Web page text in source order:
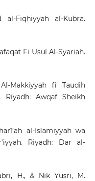
al-Fiqhiyyah al-Kubra.
Fi Usul Al-Syariah.
Makkiyyah fi Taudih
Riyadh: Awqaf Sheikh
al-Islamiyyah wa
Riyadh: Dar al-
H., & Nik Yusri, M.